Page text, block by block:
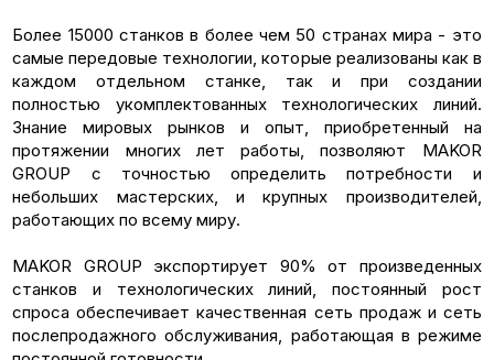
Более 15000 станков в более чем 50 странах мира - это
самые передовые технологии, которые реализованы как в
каждом отдельном станке, так и при создании
полностью укомплектованных технологических линий.
Знание мировых рынков и опыт, приобретенный на
протяжении многих лет работы, позволяют MAKOR
GROUP с точностью определить потребности и
небольших мастерских, и крупных производителей,
работающих по всему миру.
MAKOR GROUP экспортирует 90% от произведенных
станков и технологических линий, постоянный рост
спроса обеспечивает качественная сеть продаж и сеть
послепродажного обслуживания, работающая в режиме